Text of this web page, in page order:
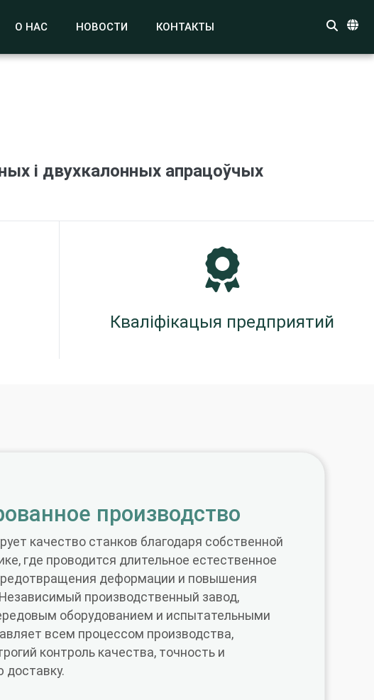
О НАС НОВОСТИ КОНТАКТЫ
і двухкалонных апрацоўчых
Кваліфікацыя предприятий
производство
качество станков благодаря собственной
где проводится длительное естественное
деформации и повышения
производственный завод,
оборудованием и испытательными
всем процессом производства,
контроль качества, точность и
доставку.